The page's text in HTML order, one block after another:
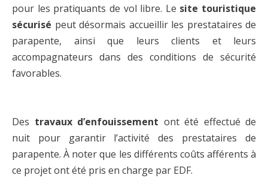
pour les pratiquants de vol libre. Le site touristique
sécurisé peut désormais accueillir les prestataires de
parapente, ainsi que leurs clients et leurs
accompagnateurs dans des conditions de sécurité
favorables.
Des travaux d’enfouissement ont été effectué de
nuit pour garantir l’activité des prestataires de
parapente. À noter que les différents coûts afférents à
ce projet ont été pris en charge par EDF.